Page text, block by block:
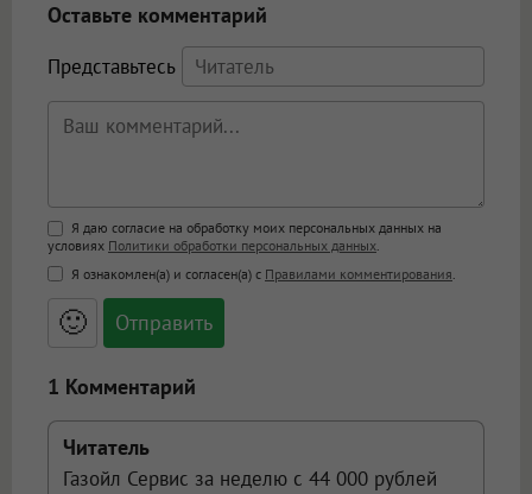
Оставьте комментарий
Представьтесь
Поддержка HTML
<b>, <strong>, <u>, <i>, <em>, <s>, <big>,
<small>, <sup>, <sub>, <pre>, <ul>, <ol>, <li>,
<blockquote>, <code> экранирует HTML,
адреса URL автоматически становятся
ссылками, и [img]адрес[/img] будет
Я даю согласие на обработку моих персональных данных на
условиях Политики обработки персональных данных
Я ознакомлен(а) и согласен(а) с Правилами комментирования
🙂
1 Комментарий
Читатель
Газойл Сервис за неделю с 44 000 рублей